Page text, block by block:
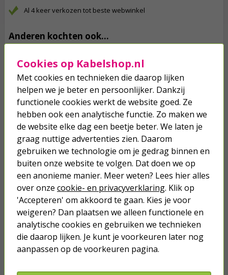
Al 4 keer verkozen tot beste webwinkel
Anderen kochten ook...
(Gebruiksklaar, Badkamer en toilet)
6,95
HG keukenontstopper | 1000 ml
(Gebruiksklaar, Biologisch
afbreekbaar)
7,95
Ontstoppingspomp | Toolland
9,95
Cookies op Kabelshop.nl
Met cookies en technieken die daarop lijken
helpen we je beter en persoonlijker. Dankzij
functionele cookies werkt de website goed. Ze
hebben ook een analytische functie. Zo maken we
de website elke dag een beetje beter. We laten je
graag nuttige advertenties zien. Daarom
gebruiken we technologie om je gedrag binnen en
buiten onze website te volgen. Dat doen we op
een anonieme manier. Meer weten? Lees hier alles
over onze cookie- en privacyverklaring. Klik op
'Accepteren' om akkoord te gaan. Kies je voor
weigeren? Dan plaatsen we alleen functionele en
analytische cookies en gebruiken we technieken
die daarop lijken. Je kunt je voorkeuren later nog
aanpassen op de voorkeuren pagina.